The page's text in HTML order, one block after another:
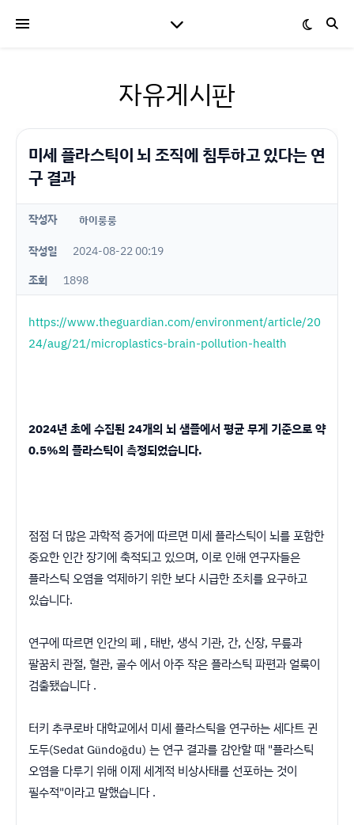
자유게시판
미세 플라스틱이 뇌 조직에 침투하고 있다는 연
구 결과
작성자 하이룽룽
작성일
2024-08-22 00:19
조회
1898
https://www.theguardian.com/environment/article/20
24/aug/21/microplastics-brain-pollution-health
2024년 초에 수집된 24개의 뇌 샘플에서 평균 무게 기준으로 약
0.5%의 플라스틱이 측정되었습니다.
점점 더 많은 과학적 증거에 따르면 미세 플라스틱이 뇌를 포함한
중요한 인간 장기에 축적되고 있으며, 이로 인해 연구자들은
플라스틱 오염을 억제하기 위한 보다 시급한 조치를 요구하고
있습니다.
연구에 따르면 인간의 폐 , 태반, 생식 기관, 간, 신장, 무릎과
팔꿈치 관절, 혈관, 골수 에서 아주 작은 플라스틱 파편과 얼룩이
검출됐습니다 .
터키 추쿠로바 대학교에서 미세 플라스틱을 연구하는 세다트 귄
도두(Sedat Gündoğdu) 는 연구 결과를 감안할 때 "플라스틱
오염을 다루기 위해 이제 세계적 비상사태를 선포하는 것이
필수적"이라고 말했습니다 .